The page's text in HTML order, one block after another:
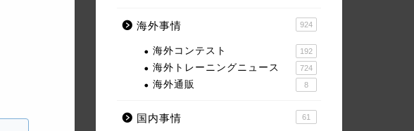
海外事情 924
海外コンテスト 192
海外トレーニングニュース 724
海外通販 8
国内事情 61